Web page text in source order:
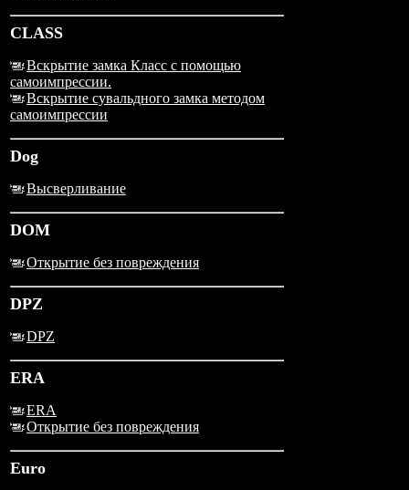
CLASS
Вскрытие замка Класс с помощью
самоимпрессии.
Вскрытие сувальдного замка методом
самоимпрессии
Dog
Высверливание
DOM
Открытие без повреждения
DPZ
DPZ
ERA
ERA
Открытие без повреждения
Euro